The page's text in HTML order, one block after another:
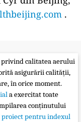
.
privind calitatea aerului
asigurării calității,
în orice moment.
a exercitat toate
conținutului
proiect pentru indexul